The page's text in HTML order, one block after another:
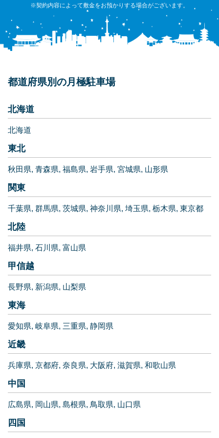
※契約内容によって敷金をお預かりする場合がございます。
都道府県別の月極駐車場
北海道
北海道
東北
秋田県 青森県 福島県 岩手県 宮城県 山形県
関東
千葉県 群馬県 茨城県 神奈川県 埼玉県 栃木県 東京都
北陸
福井県 石川県 富山県
甲信越
長野県 新潟県 山梨県
東海
愛知県 岐阜県 三重県 静岡県
近畿
兵庫県 京都府 奈良県 大阪府 滋賀県 和歌山県
中国
広島県 岡山県 島根県 鳥取県 山口県
四国